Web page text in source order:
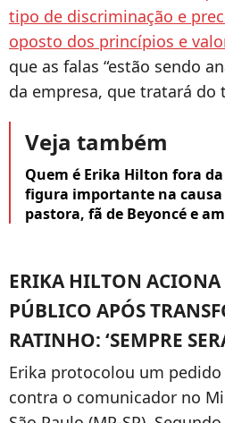
tipo de discriminação e
oposto dos princípios e
que as falas “estão sendo
da empresa, que tratará do
Veja também
Quem é Erika Hilton fora
figura importante na
pastora, fã de Beyoncé e
ERIKA HILTON
PÚBLICO APÓS
RATINHO: ‘SEMPRE
Erika protocolou um
contra o comunicador no